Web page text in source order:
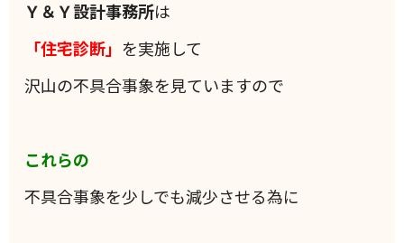
Ｙ＆Ｙ設計事務所は
「住宅診断」 を実施して
沢山の不具合事象を見ていますので
これらの
不具合事象を少しでも減少させる為に